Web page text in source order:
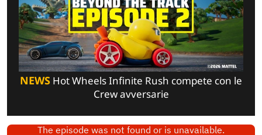
NEWS Hot Wheels Infinite Rush compete con le
Crew avversarie